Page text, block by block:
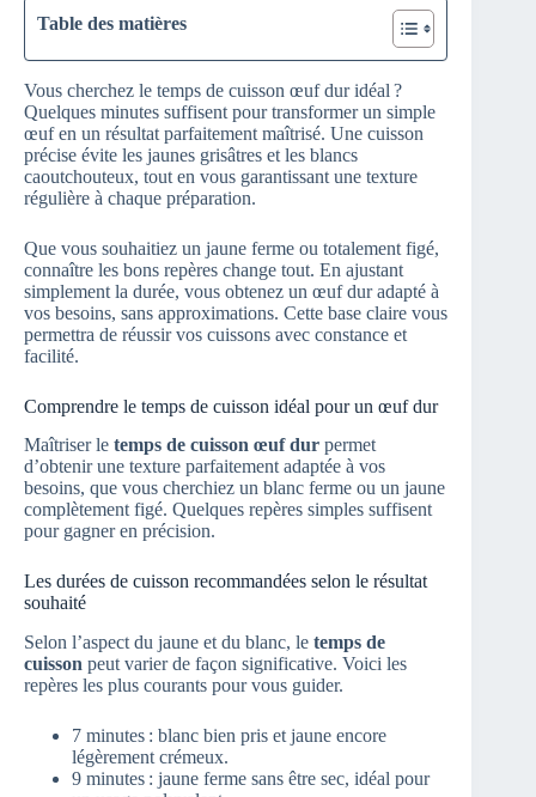
Table des matières
Vous cherchez le temps de cuisson œuf dur idéal ?
Quelques minutes suffisent pour transformer un simple
œuf en un résultat parfaitement maîtrisé. Une cuisson
précise évite les jaunes grisâtres et les blancs
caoutchouteux, tout en vous garantissant une texture
régulière à chaque préparation.
Que vous souhaitiez un jaune ferme ou totalement figé,
connaître les bons repères change tout. En ajustant
simplement la durée, vous obtenez un œuf dur adapté à
vos besoins, sans approximations. Cette base claire vous
permettra de réussir vos cuissons avec constance et
facilité.
Comprendre le temps de cuisson idéal pour un œuf dur
Maîtriser le temps de cuisson œuf dur permet
d’obtenir une texture parfaitement adaptée à vos
besoins, que vous cherchiez un blanc ferme ou un jaune
complètement figé. Quelques repères simples suffisent
pour gagner en précision.
Les durées de cuisson recommandées selon le résultat
souhaité
Selon l’aspect du jaune et du blanc, le temps de
cuisson peut varier de façon significative. Voici les
repères les plus courants pour vous guider.
7 minutes : blanc bien pris et jaune encore
légèrement crémeux.
9 minutes : jaune ferme sans être sec, idéal pour